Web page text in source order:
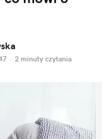
· 2 minuty czytania